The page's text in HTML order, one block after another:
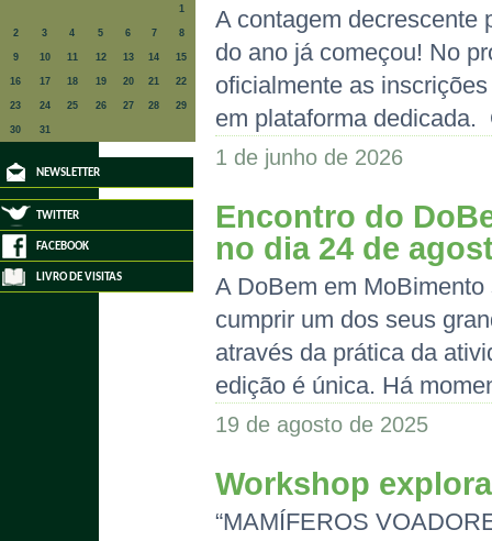
1
2 3 4 5 6 7 8
9 10 11 12 13 14 15
16 17 18 19 20 21 22
23 24 25 26 27 28 29
30 31
NEWSLETTER
TWITTER
FACEBOOK
LIVRO DE VISITAS
A contagem decrescente
do ano já começou! No
oficialmente as
em plataforma dedicada.
1 de junho de 2026
Encontro do
no dia 24 de
A DoBem em
cumprir um dos seus
através da prática da
edição é única. Há
19 de agosto de 2025
Workshop
“MAMÍFEROS